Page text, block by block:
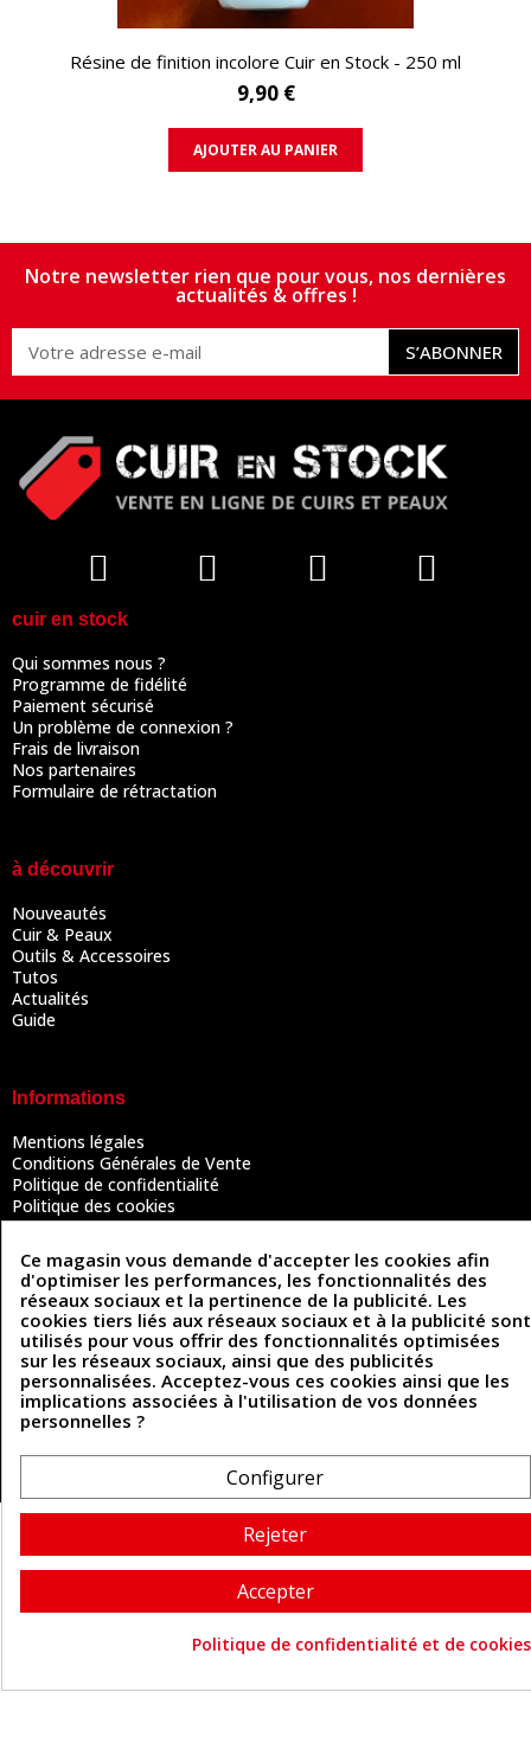
APERÇU RAPIDE
Résine de finition incolore Cuir en Stock - 250 ml
9,90 €
AJOUTER AU PANIER
Notre newsletter rien que pour vous, nos dernières
actualités & offres !
S’ABONNER
cuir en stock
Qui sommes nous ?
Programme de fidélité
Paiement sécurisé
Un problème de connexion ?
Frais de livraison
Nos partenaires
Formulaire de rétractation
à découvrir
Nouveautés
Cuir & Peaux
Outils & Accessoires
Tutos
Actualités
Guide
Informations
Mentions légales
Conditions Générales de Vente
Politique de confidentialité
Politique des cookies
Contactez-nous
Coordonnées
493 Chemin de Catougnac
81300 Graulhet
05 63 34 51 88
contact@cuirenstock.com
Cuirenstock © 2026 - Une création Quatrys 💙
Ce magasin vous demande d'accepter les cookies afin
d'optimiser les performances, les fonctionnalités des
réseaux sociaux et la pertinence de la publicité. Les
cookies tiers liés aux réseaux sociaux et à la publicité sont
utilisés pour vous offrir des fonctionnalités optimisées
sur les réseaux sociaux, ainsi que des publicités
personnalisées. Acceptez-vous ces cookies ainsi que les
implications associées à l'utilisation de vos données
personnelles ?
Configurer
Rejeter
Accepter
Politique de confidentialité et de cookies